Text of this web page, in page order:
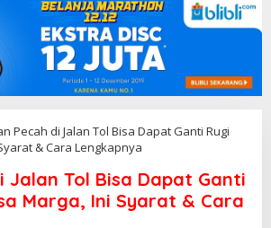
Pecah di Jalan Tol Bisa Dapat Ganti Rugi
& Cara Lengkapnya
Jalan Tol Bisa Dapat Ganti
Marga, Ini Syarat & Cara